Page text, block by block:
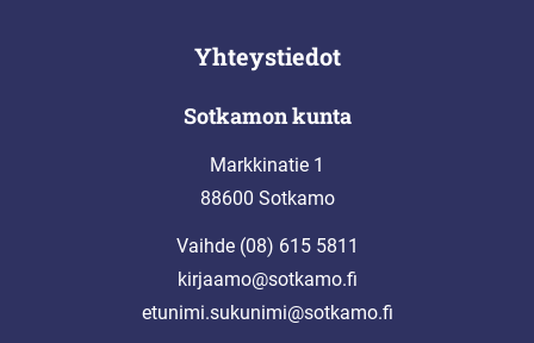
Yhteystiedot
Sotkamon kunta
Markkinatie 1
88600 Sotkamo
Vaihde (08) 615 5811
kirjaamo@sotkamo.fi
etunimi.sukunimi@sotkamo.fi